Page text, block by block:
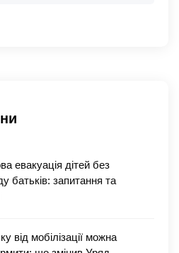
евакуація дітей без
батьків: запитання та
від мобілізації можна